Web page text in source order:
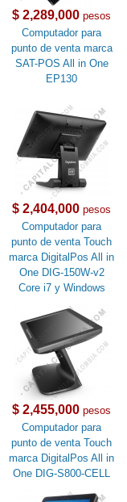
$ 2,289,000 pesos
Computador para
punto de venta marca
SAT-POS All in One
EP130
$ 2,404,000 pesos
Computador para
punto de venta Touch
marca DigitalPos All in
One DIG-150W-v2
Core i7 y Windows
$ 2,455,000 pesos
Computador para
punto de venta Touch
marca DigitalPos All in
One DIG-S800-CELL